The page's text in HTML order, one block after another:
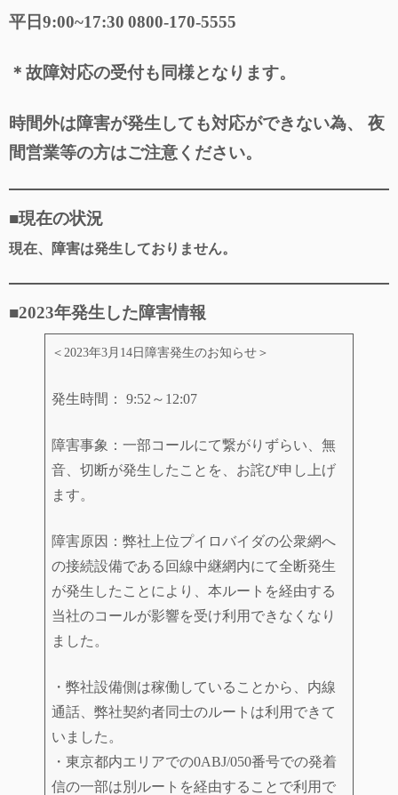
平日9:00~17:30 0800-170-5555
＊故障対応の受付も同様となります。
時間外は障害が発生しても対応ができない為、 夜
間営業等の方はご注意ください。
■現在の状況
現在、障害は発生しておりません。
■2023年発生した障害情報
＜2023年3月14日障害発生のお知らせ＞
発生時間： 9:52～12:07
障害事象：一部コールにて繋がりずらい、無
音、切断が発生したことを、お詫び申し上げ
ます。
障害原因：弊社上位プイロバイダの公衆網へ
の接続設備である回線中継網内にて全断発生
が発生したことにより、本ルートを経由する
当社のコールが影響を受け利用できなくなり
ました。
・弊社設備側は稼働していることから、内線
通話、弊社契約者同士のルートは利用できて
いました。
・東京都内エリアでの0ABJ/050番号での発着
信の一部は別ルートを経由することで利用で